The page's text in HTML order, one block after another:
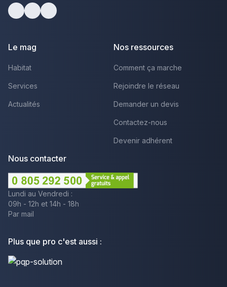
Le mag
Habitat
Services
Actualités
Nos ressources
Comment ça marche
Rejoindre le réseau
Demander un devis
Contactez-nous
Devenir adhérent
Nous contacter
Lundi au Vendredi :
09h - 12h et 14h - 18h
Par mail
Plus que pro c'est aussi :